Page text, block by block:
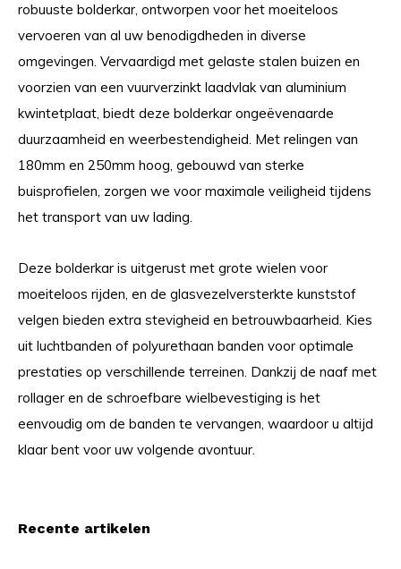
robuuste bolderkar, ontworpen voor het moeiteloos
vervoeren van al uw benodigdheden in diverse
omgevingen. Vervaardigd met gelaste stalen buizen en
voorzien van een vuurverzinkt laadvlak van aluminium
kwintetplaat, biedt deze bolderkar ongeëvenaarde
duurzaamheid en weerbestendigheid. Met relingen van
180mm en 250mm hoog, gebouwd van sterke
buisprofielen, zorgen we voor maximale veiligheid tijdens
het transport van uw lading.
Deze bolderkar is uitgerust met grote wielen voor
moeiteloos rijden, en de glasvezelversterkte kunststof
velgen bieden extra stevigheid en betrouwbaarheid. Kies
uit luchtbanden of polyurethaan banden voor optimale
prestaties op verschillende terreinen. Dankzij de naaf met
rollager en de schroefbare wielbevestiging is het
eenvoudig om de banden te vervangen, waardoor u altijd
klaar bent voor uw volgende avontuur.
Recente artikelen